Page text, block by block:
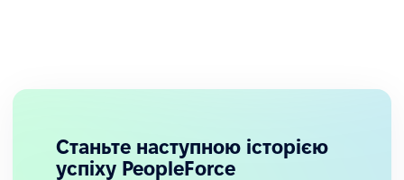
Станьте наступною історією
успіху PeopleForce